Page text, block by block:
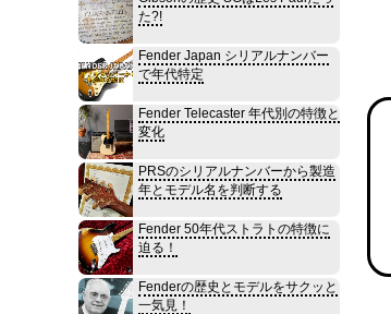
た?!
Fender Japan シリアルナンバー
で年代特定
Fender Telecaster 年代別の特徴と
変化
PRSのシリアルナンバーから製造
年とモデル名を判断する
Fender 50年代ストラトの特徴に
迫る！
Fenderの歴史とモデルをサクッと
一気見！